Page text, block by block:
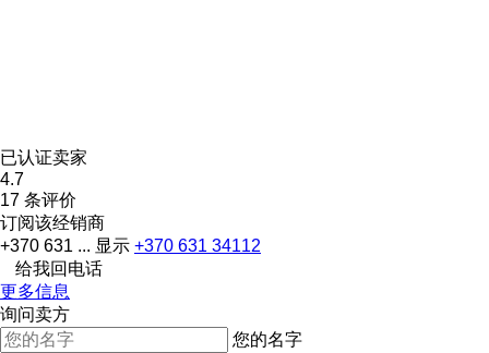
已认证卖家
4.7
17 条评价
订阅该经销商
+370 631 ... 显示 +370 631 34112
给我回电话
更多信息
询问卖方
您的名字